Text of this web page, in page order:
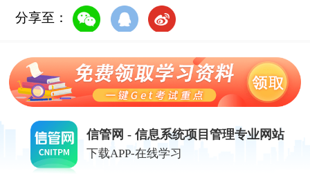
分享至：
信管网 - 信息系统项目管理专业网站
下载APP-在线学习